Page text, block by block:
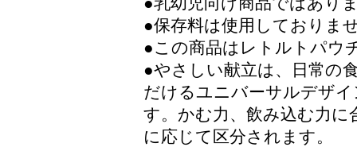
●保存料は使用しておりま
●この商品はレトルトパウ
●やさしい献立は、日常の
だけるユニバーサルデザ
す。かむ力、飲み込む力
に応じて区分されます。